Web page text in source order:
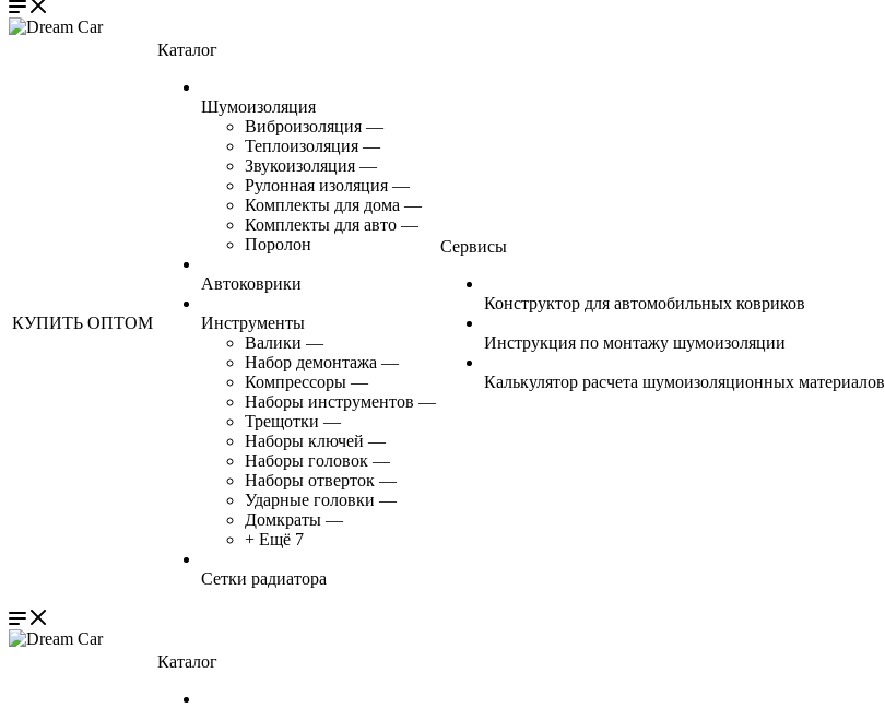
КУПИТЬ ОПТОМ
Каталог
Шумоизоляция
Виброизоляция —
Теплоизоляция —
Звукоизоляция —
Рулонная изоляция —
Комплекты для дома —
Комплекты для авто —
Поролон
Автоковрики
Инструменты
Валики —
Набор демонтажа —
Компрессоры —
Наборы инструментов —
Трещотки —
Наборы ключей —
Наборы головок —
Наборы отверток —
Ударные головки —
Домкраты —
+ Ещё 7
Сетки радиатора
Сервисы
Конструктор для автомобильных ковриков
Инструкция по монтажу шумоизоляции
Калькулятор расчета шумоизоляционных материалов
Каталог